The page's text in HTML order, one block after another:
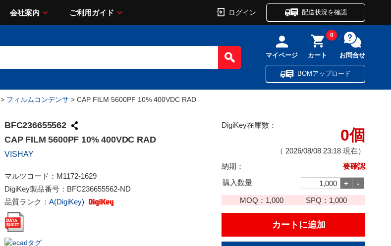
会社案内 ご利用ガイド ログイン 配送状況を確認
マイページ カート
0
お問合せ
BOMアップロード
> フィルムコンデンサ > CAP FILM 5600PF 10% 400VDC RAD
BFC236655562
CAP FILM 5600PF 10% 400VDC RAD
VISHAY
マルツコード： M1172-1629
DigiKey製品番号： BFC236655562-ND
品質ランク： A(DigiKey)
DigiKey在庫数：
0個
（ 2026/08/08 23:18 現在）
納期：
要確認
購入数量
MOQ： 1,000 SPQ： 1,000